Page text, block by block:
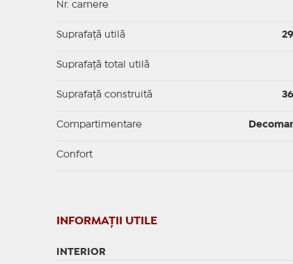
Nr. camere
Suprafaţă utilă
Suprafaţă total utilă
Suprafaţă construită
Compartimentare
Confort
INFORMAŢII UTILE
INTERIOR